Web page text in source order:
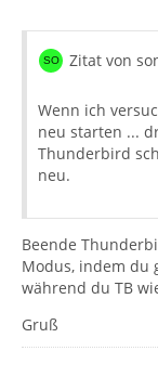
Zitat von
Wenn ich
neu starten ...
Thunderbird
neu.
Beende
Modus, indem du
während du TB
Gruß